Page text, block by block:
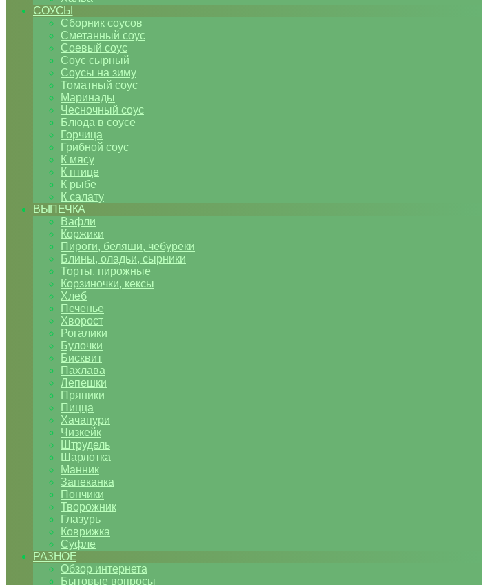
СОУСЫ
Сборник соусов
Сметанный соус
Соевый соус
Соус сырный
Соусы на зиму
Томатный соус
Маринады
Чесночный соус
Блюда в соусе
Горчица
Грибной соус
К мясу
К птице
К рыбе
К салату
ВЫПЕЧКА
Вафли
Коржики
Пироги, беляши, чебуреки
Блины, оладьи, сырники
Торты, пирожные
Корзиночки, кексы
Хлеб
Печенье
Хворост
Рогалики
Булочки
Бисквит
Пахлава
Лепешки
Пряники
Пицца
Хачапури
Чизкейк
Штрудель
Шарлотка
Манник
Запеканка
Пончики
Творожник
Глазурь
Коврижка
Суфле
РАЗНОЕ
Обзор интернета
Бытовые вопросы